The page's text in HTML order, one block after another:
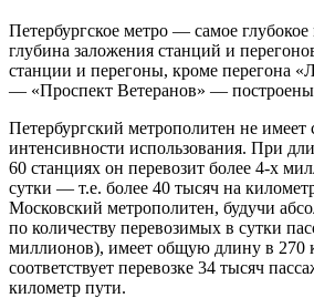
Петербургское метро — самое
глубина заложения станций и
станции и перегоны, кроме перегона
— «Проспект Ветеранов» —
Петербургский метрополитен не имеет
интенсивности использования. При
60 станциях он перевозит более 4-х
сутки — т.е. более 40 тысяч на
Московский метрополитен, будучи
по количеству перевозимых в сутки
миллионов), имеет общую длину в 270
соответствует перевозке 34 тысяч
километр пути.